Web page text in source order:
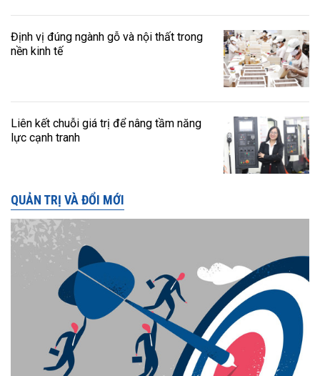
Định vị đúng ngành gỗ và nội thất trong
nền kinh tế
Liên kết chuỗi giá trị để nâng tầm năng
lực cạnh tranh
QUẢN TRỊ VÀ ĐỔI MỚI